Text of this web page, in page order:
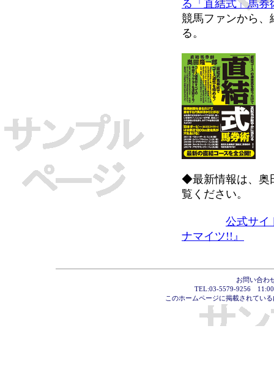
る「直結式」馬
競馬ファンから、
る。
◆最新情報は、奥
覧ください。
公式サイ
ナマイツ!!』
お問い合わ
TEL:03-5579-9256
このホームページに掲載されてい